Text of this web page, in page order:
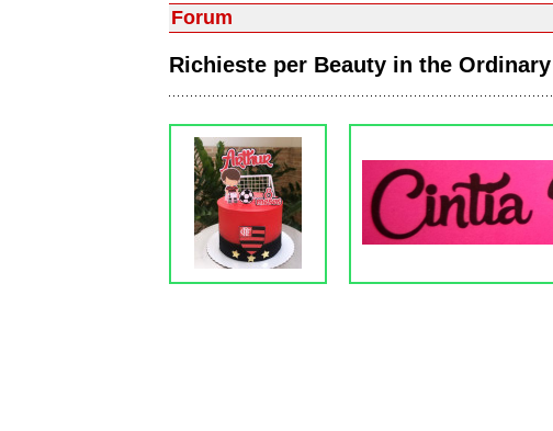
Forum
Richieste per Beauty in the Ordinary